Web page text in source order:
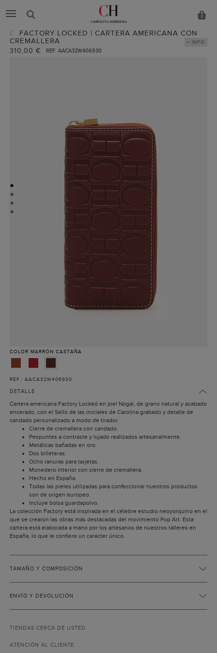
0
FACTORY LOCKED | CARTERA AMERICANA CON
CREMALLERA
310,00 € REF. AACA32W406930
+ INFO
●
●
●
●
COLOR MARRÓN CASTAÑA
REF.: AACA32W406930
DETALLE
Cartera americana Factory Locked en piel Nogal, de grano natural y acabado
encerado, con el Sello de las iniciales de Carolina grabado y detalle de
candado personalizado a modo de tirador.
Cierre de cremallera con candado.
Pespuntes a contraste y lujado realizados artesanalmente.
Metálicas bañadas en oro.
Dos billeteras.
Ocho ranuras para tarjetas.
Monedero interior con cierre de cremallera.
Hecho en España.
Todas las pieles utilizadas para confeccionar nuestros productos
son de origen europeo.
Incluye bolsa guardapolvo.
La colección Factory está inspirada en el célebre estudio neoyorquino en el
que se crearon las obras más destacadas del movimiento Pop Art. Esta
cartera está elaborada a mano por los artesanos de nuestros talleres en
España, lo que le confiere un carácter único.
TAMAÑO Y COMPOSICIÓN
ENVÍO Y DEVOLUCIÓN
TIENDAS CERCA DE USTED
ATENCIÓN AL CLIENTE